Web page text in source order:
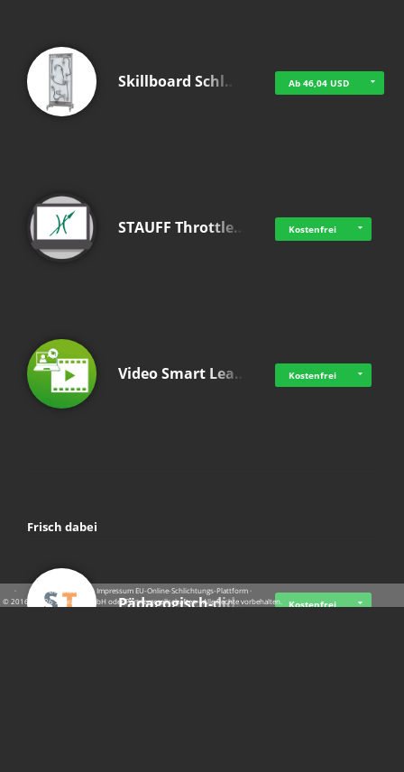
Skillboard Schl… Ab 46,04 USD
STAUFF Throttle… Kostenfrei
Video Smart Lea… Kostenfrei
Frisch dabei
Pädagogisch-did… Kostenfrei
· · ·Datenschutz ·Impressum EU-Online-Schlichtungs-Plattform·
© 2016 - 2026 SupraTix GmbH oder Partnergesellschaften - Alle Rechte vorbehalten.